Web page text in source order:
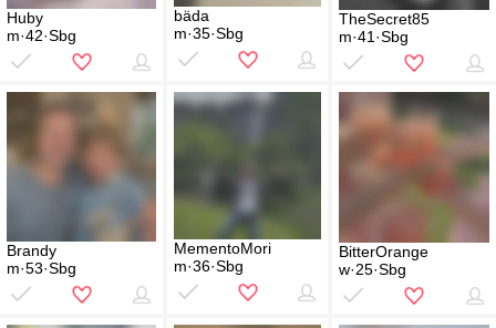
Huby
m·42·Sbg
bäda
m·35·Sbg
TheSecret85
m·41·Sbg
Brandy
m·53·Sbg
MementoMori
m·36·Sbg
BitterOrange
w·25·Sbg